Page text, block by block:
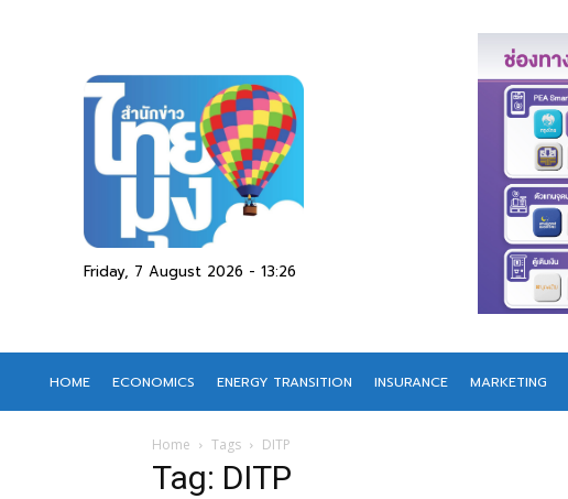
Friday, 7 August 2026 - 13:26
HOME ECONOMICS ENERGY TRANSITION INSURANCE MARKETING
Home Tags DITP
Tag: DITP